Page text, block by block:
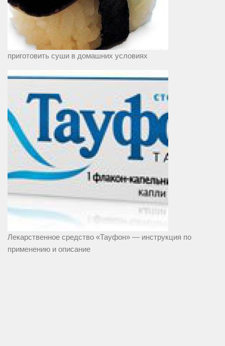
приготовить суши в домашних условиях
Лекарственное средство «Тауфон» — инструкция по
применению и описание